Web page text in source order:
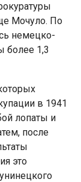
Мочуло. По
немецко-
более 1,3
в 1941
лопаты и
после
это